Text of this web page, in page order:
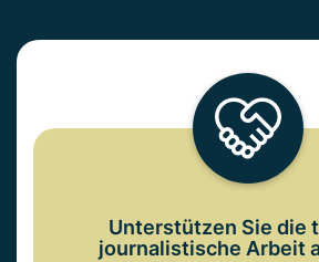
Unterstützen Sie die
journalistische Arbeit